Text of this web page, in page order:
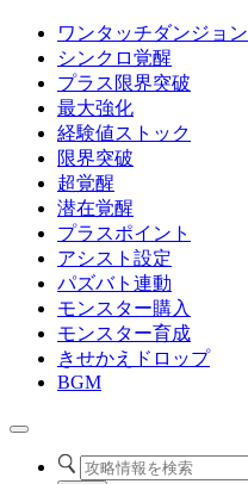
ワンタッチダンジョン
シンクロ覚醒
プラス限界突破
最大強化
経験値ストック
限界突破
超覚醒
潜在覚醒
プラスポイント
アシスト設定
パズバト連動
モンスター購入
モンスター育成
きせかえドロップ
BGM